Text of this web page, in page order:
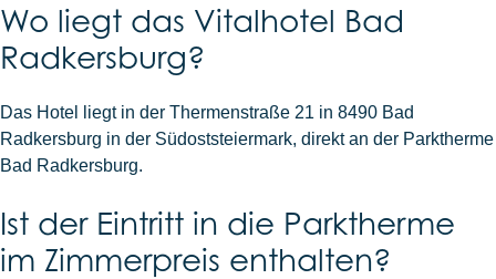
Wo liegt das Vitalhotel Bad
Radkersburg?
Das Hotel liegt in der Thermenstraße 21 in 8490 Bad
Radkersburg in der Südoststeiermark, direkt an der Parktherme
Bad Radkersburg.
Ist der Eintritt in die Parktherme
im Zimmerpreis enthalten?